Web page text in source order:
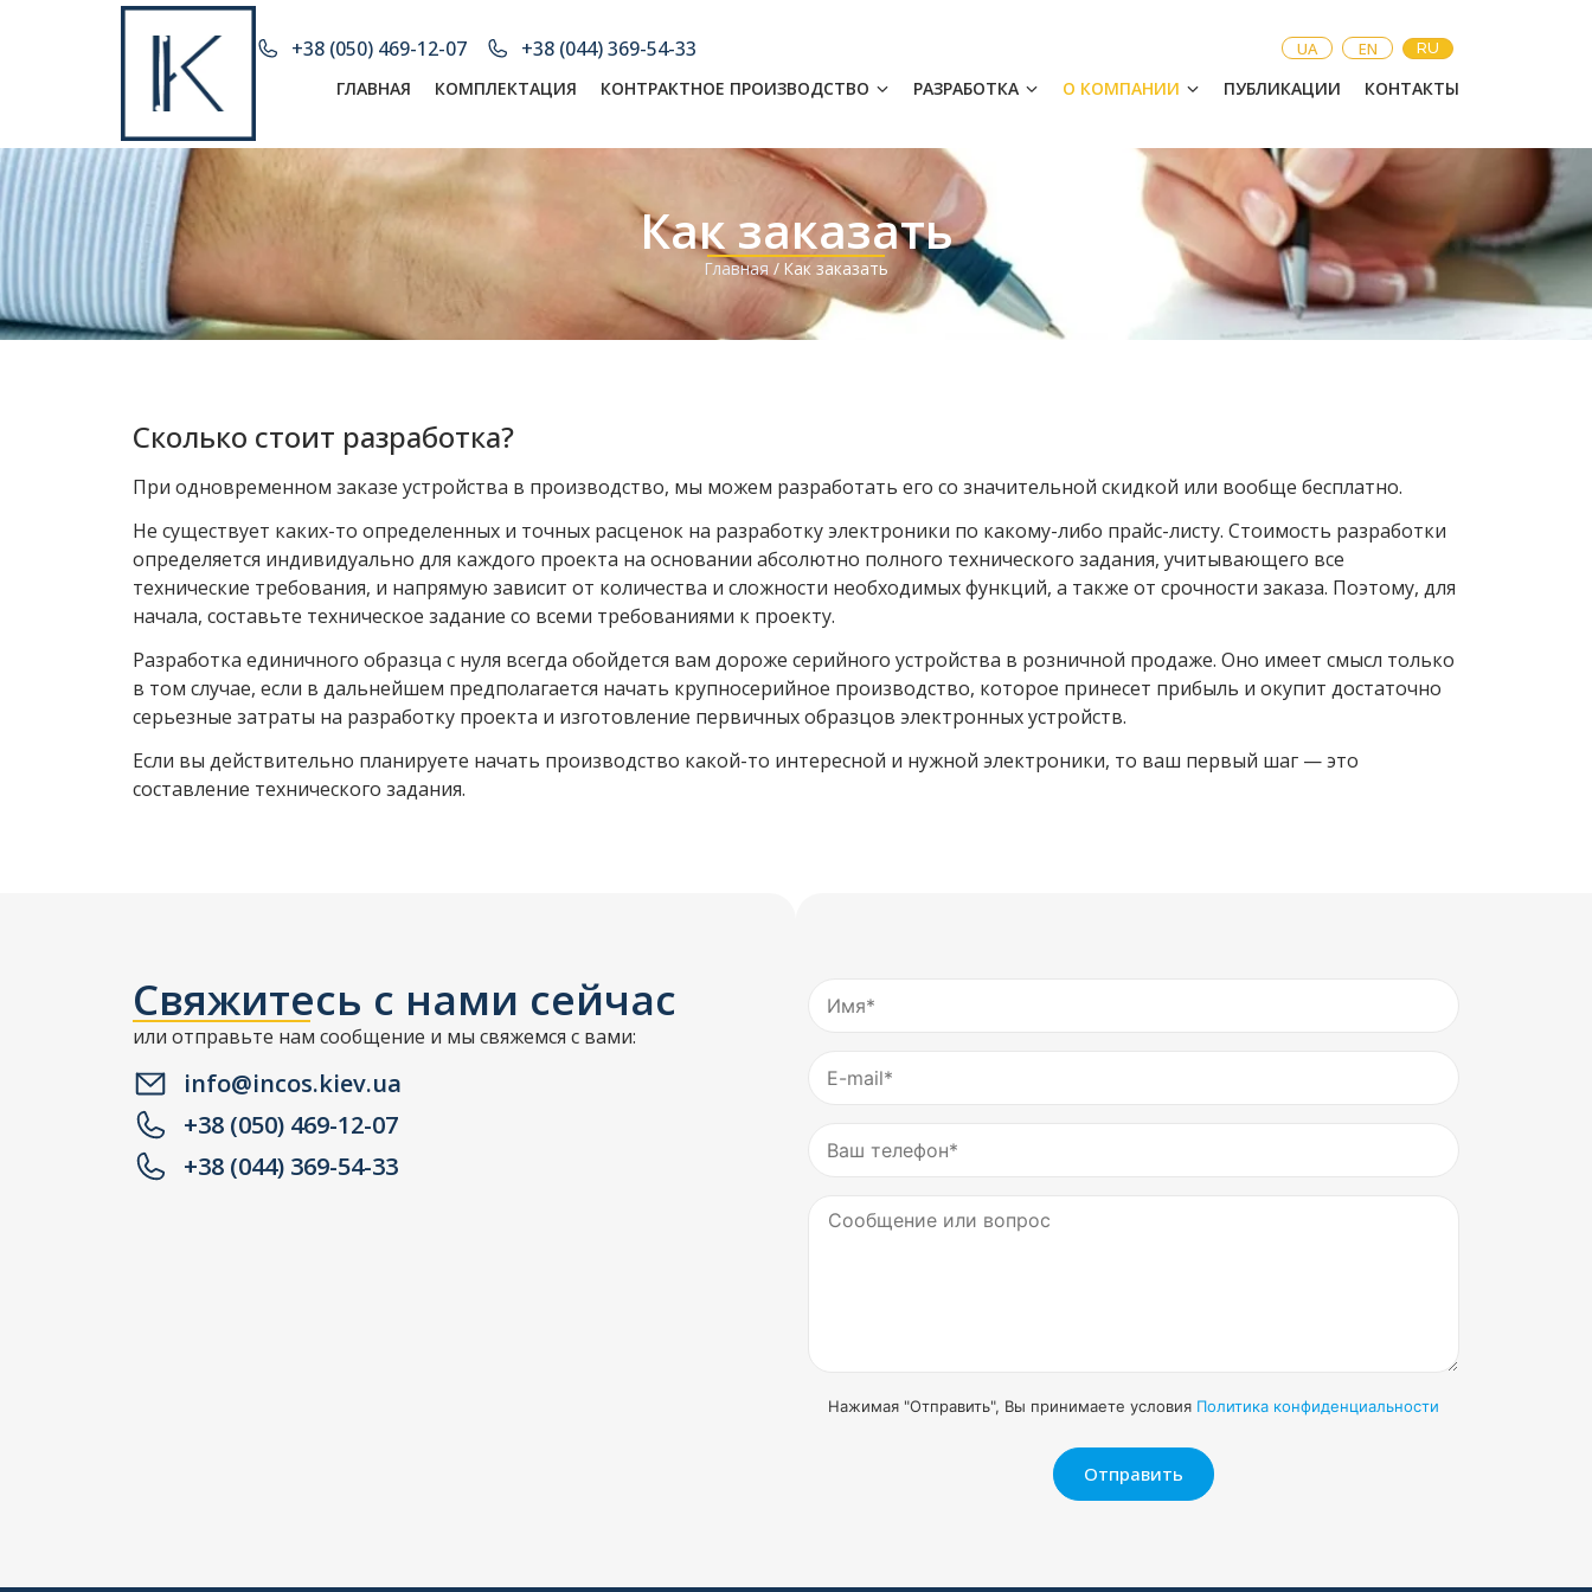
+38 (050) 469-12-07 +38 (044) 369-54-33 UA EN RU
ГЛАВНАЯ КОМПЛЕКТАЦИЯ КОНТРАКТНОЕ ПРОИЗВОДСТВО РАЗРАБОТКА О КОМПАНИИ ПУБЛИКАЦИИ КОНТАКТЫ
Как заказать
Главная / Как заказать
Сколько стоит разработка?
При одновременном заказе устройства в производство, мы можем разработать его со значительной скидкой или вообще бесплатно.
Не существует каких-то определенных и точных расценок на разработку электроники по какому-либо прайс-листу. Стоимость разработки
определяется индивидуально для каждого проекта на основании абсолютно полного технического задания, учитывающего все
технические требования, и напрямую зависит от количества и сложности необходимых функций, а также от срочности заказа. Поэтому, для
начала, составьте техническое задание со всеми требованиями к проекту.
Разработка единичного образца с нуля всегда обойдется вам дороже серийного устройства в розничной продаже. Оно имеет смысл только
в том случае, если в дальнейшем предполагается начать крупносерийное производство, которое принесет прибыль и окупит достаточно
серьезные затраты на разработку проекта и изготовление первичных образцов электронных устройств.
Если вы действительно планируете начать производство какой-то интересной и нужной электроники, то ваш первый шаг — это
составление технического задания.
Свяжитесь с нами сейчас
или отправьте нам сообщение и мы свяжемся с вами:
info@incos.kiev.ua
+38 (050) 469-12-07
+38 (044) 369-54-33
Нажимая "Отправить", Вы принимаете условия Политика конфиденциальности